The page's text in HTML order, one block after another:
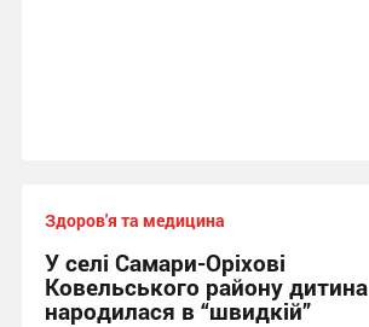
Здоров'я та медицина
У селі Самари-Оріхові
Ковельського району дитина
народилася в “швидкій”